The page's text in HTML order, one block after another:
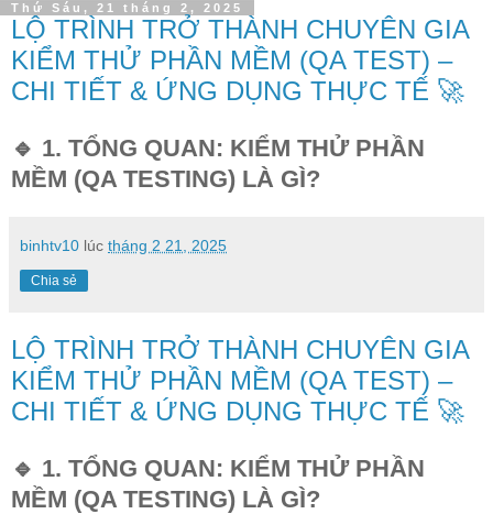
Thứ Sáu, 21 tháng 2, 2025
LỘ TRÌNH TRỞ THÀNH CHUYÊN GIA
KIỂM THỬ PHẦN MỀM (QA TEST) –
CHI TIẾT & ỨNG DỤNG THỰC TẾ 🚀
🔹 1. TỔNG QUAN: KIỂM THỬ PHẦN
MỀM (QA TESTING) LÀ GÌ?
binhtv10 lúc tháng 2 21, 2025
Chia sẻ
LỘ TRÌNH TRỞ THÀNH CHUYÊN GIA
KIỂM THỬ PHẦN MỀM (QA TEST) –
CHI TIẾT & ỨNG DỤNG THỰC TẾ 🚀
🔹 1. TỔNG QUAN: KIỂM THỬ PHẦN
MỀM (QA TESTING) LÀ GÌ?